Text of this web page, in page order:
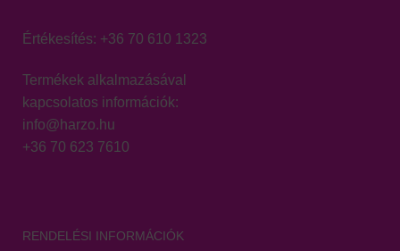
Értékesítés: +36 70 610 1323
Termékek alkalmazásával
kapcsolatos információk:
info@harzo.hu
+36 70 623 7610
RENDELÉSI INFORMÁCIÓK